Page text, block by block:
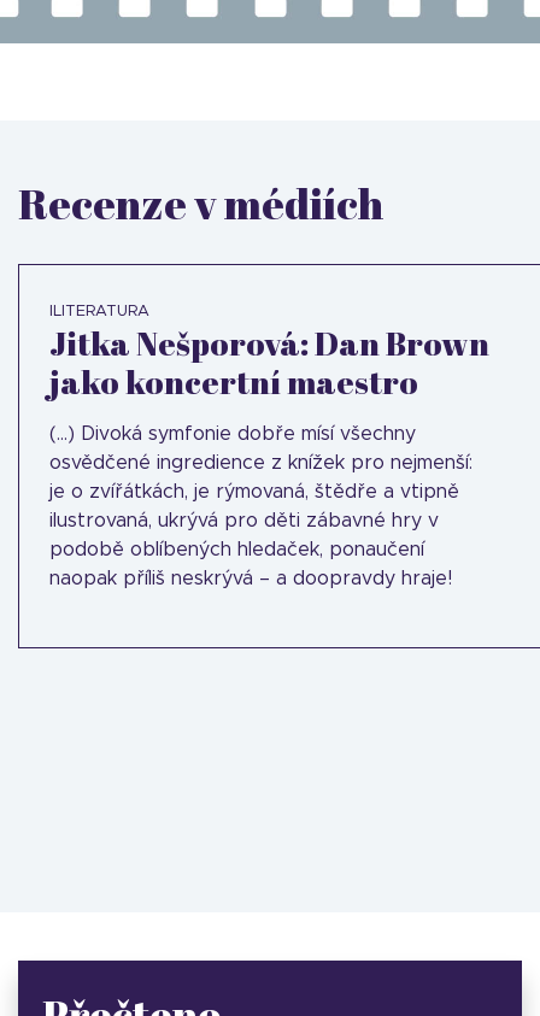
Recenze v médiích
ILITERATURA
Jitka Nešporová: Dan Brown
jako koncertní maestro
(...) Divoká symfonie dobře mísí všechny
osvědčené ingredience z knížek pro nejmenší:
je o zvířátkách, je rýmovaná, štědře a vtipně
ilustrovaná, ukrývá pro děti zábavné hry v
podobě oblíbených hledaček, ponaučení
naopak příliš neskrývá – a doopravdy hraje!